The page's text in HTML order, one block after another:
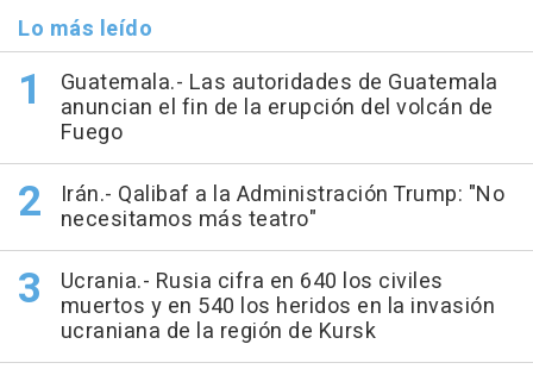
Lo más leído
Guatemala.- Las autoridades de Guatemala
anuncian el fin de la erupción del volcán de
Fuego
Irán.- Qalibaf a la Administración Trump: "No
necesitamos más teatro"
Ucrania.- Rusia cifra en 640 los civiles
muertos y en 540 los heridos en la invasión
ucraniana de la región de Kursk